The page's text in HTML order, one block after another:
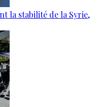
la stabilité de la Syrie,